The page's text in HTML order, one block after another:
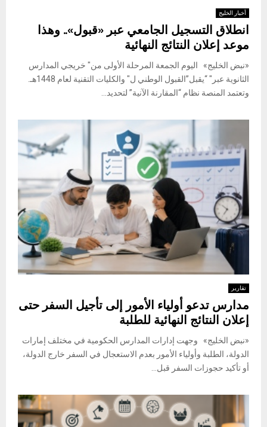
أخبار الخليج
انطلاق التسجيل الجامعي عبر «قبول».. وهذا
موعد إعلان النتائج النهائية
«نبض الخليج» اليوم الجمعة المرحلة الأولى من" خريجي المدارس
الثانوية عبر" “يقبل”القبول الوطني ل" والكليات التقنية لعام 1448هـ.
وتعتمد المنصة نظام “المقارنة الآنية” لتحديد...
تقارير
مدارس تدعو أولياء الأمور إلى تأجيل السفر حتى
إعلان النتائج النهائية للطلبة
«نبض الخليج» وجهت إدارات المدارس الحكومية في مختلف إمارات
الدولة، الطلبة وأولياء الأمور بعدم الاستعجال في السفر خارج الدولة،
أو تأكيد حجوزات السفر قبل...